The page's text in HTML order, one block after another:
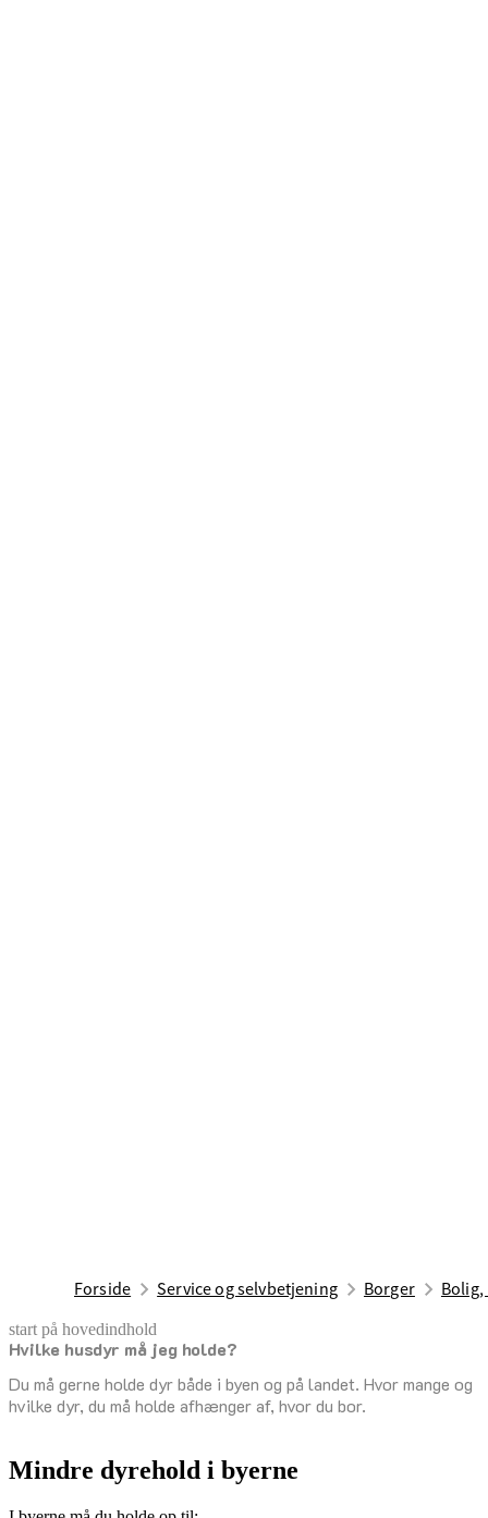
Forside Service og selvbetjening Borger
start på hovedindhold
Hvilke husdyr må jeg holde?
Du må gerne holde dyr både i byen og på landet. Hvor mange og
hvilke dyr, du må holde afhænger af, hvor du bor.
senest opdateret 23. januar 2025
Mindre dyrehold i byerne